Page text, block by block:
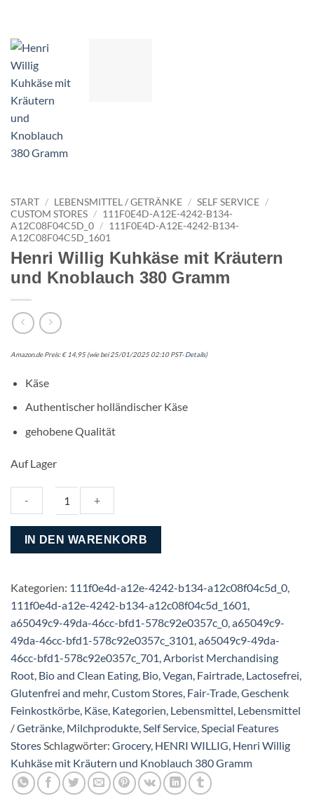
START / LEBENSMITTEL / GETRÄNKE / SELF SERVICE /
CUSTOM STORES / 111F0E4D-A12E-4242-B134-
A12C08F04C5D_0 / 111F0E4D-A12E-4242-B134-
A12C08F04C5D_1601
Henri Willig Kuhkäse mit Kräutern
und Knoblauch 380 Gramm
Amazon.de Preis:€14,95(wie bei 25/01/2025 02:10 PST-Details)
Käse
Authentischer holländischer Käse
gehobene Qualität
Auf Lager
Henri
mit
Knoblauch
380
Gramm
Menge
IN DEN WARENKORB
Kategorien: 111f0e4d-a12e-4242-b134-a12c08f04c5d_0,
111f0e4d-a12e-4242-b134-a12c08f04c5d_1601,
a65049c9-49da-46cc-bfd1-578c92e0357c_0,a65049c9-
49da-46cc-bfd1-578c92e0357c_3101,a65049c9-49da-
46cc-bfd1-578c92e0357c_701,Arborist Merchandising
Root, Bio and Clean Eating, Bio, Vegan, Fairtrade, Lactosefrei,
Glutenfrei and mehr,Custom Stores, Fair-Trade,Geschenk
Feinkostkörbe, Käse, Kategorien, Lebensmittel, Lebensmittel
/ Getränke, Milchprodukte,Self Service,Special Features
StoresSchlagwörter: Grocery, HENRI WILLIG, Henri Willig
Kuhkäse mit Kräutern und Knoblauch 380 Gramm